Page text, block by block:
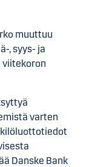
muuttuu
, syys- ja
viitekoron
varten
Danske Bank